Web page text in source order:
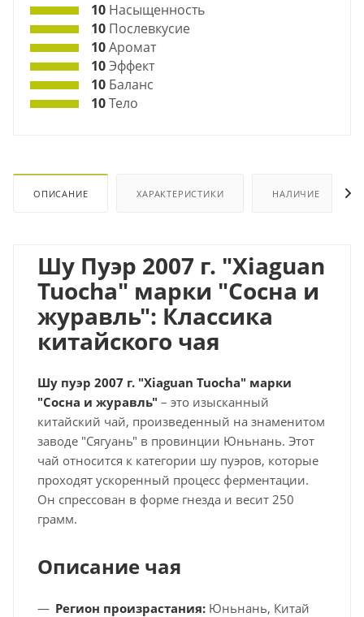
10 Насыщенность
10 Послевкусие
10Аромат
10Эффект
10 Баланс
10Тело
ОПИСАНИЕ ХАРАКТЕРИСТИКИ НАЛИЧИЕ
Шу Пуэр 2007 г. "Xiaguan
Tuocha" марки "Сосна и
журавль": Классика
китайского чая
Шу пуэр 2007 г. "Xiaguan Tuocha" марки
"Сосна и журавль" – это изысканный
китайский чай, произведенный на знаменитом
заводе "Сягуань" в провинции Юньнань. Этот
чай относится к категории шу пуэров, которые
проходят ускоренный процесс ферментации.
Он спрессован в форме гнезда и весит 250
грамм.
Описание чая
Регион произрастания: Юньнань, Китай